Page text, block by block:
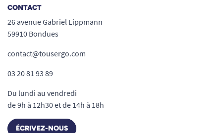
CONTACT
26 avenue Gabriel Lippmann
59910 Bondues
contact@tousergo.com
03 20 81 93 89
Du lundi au vendredi
de 9h à 12h30 et de 14h à 18h
ÉCRIVEZ-NOUS